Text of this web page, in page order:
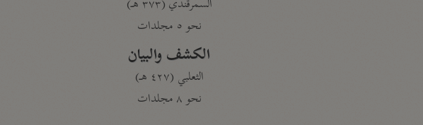
السمرقندي (٣٧٣ هـ)
نحو ٥ مجلدات
الكشف والبيان
الثعلبي (٤٢٧ هـ)
نحو ٨ مجلدات